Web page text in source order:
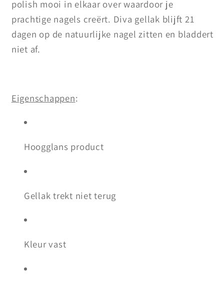
polish mooi in elkaar over waardoor je
prachtige nagels creërt. Diva gellak blijft 21
dagen op de natuurlijke nagel zitten en bladdert
niet af.
Eigenschappen:
Hoogglans product
Gellak trekt niet terug
Kleur vast